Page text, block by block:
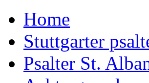
Home
Stuttgarter
Psalter St.